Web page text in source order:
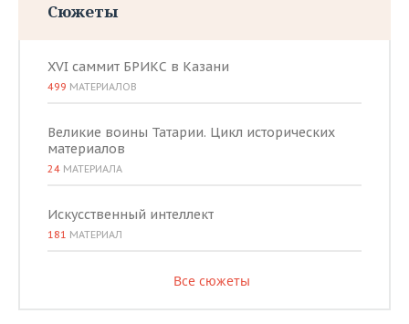
Сюжеты
XVI саммит БРИКС в Казани
499 МАТЕРИАЛОВ
Великие воины Татарии. Цикл исторических
материалов
24 МАТЕРИАЛА
Искусственный интеллект
181 МАТЕРИАЛ
Все сюжеты